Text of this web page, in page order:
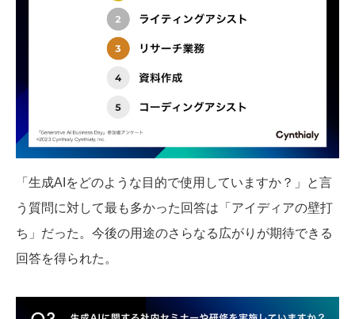
「生成AIをどのような目的で使用していますか？」と言
う質問に対して最も多かった回答は「アイディアの壁打
ち」だった。今後の用途のさらなる広がりが期待できる
回答を得られた。